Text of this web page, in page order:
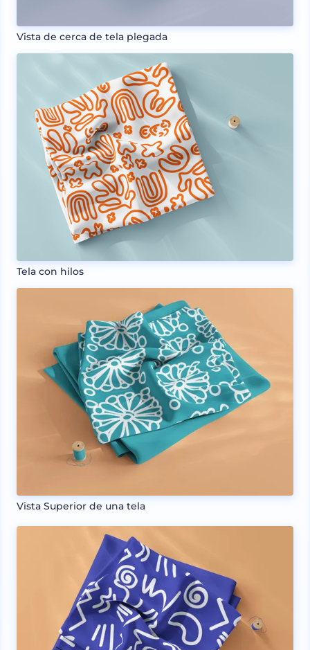
Vista de cerca de tela plegada
Tela con hilos
Vista Superior de una tela